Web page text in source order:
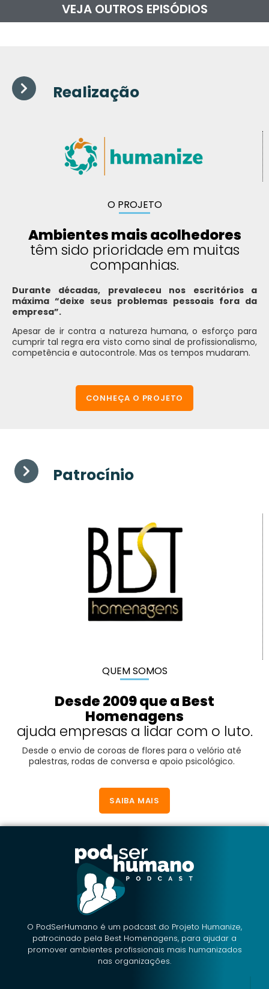
VEJA OUTROS EPISÓDIOS
Realização
O PROJETO
Ambientes mais acolhedores
têm sido prioridade em muitas
companhias.
Durante décadas, prevaleceu nos escritórios a
máxima “deixe seus problemas pessoais fora da
empresa”.
Apesar de ir contra a natureza humana, o esforço para
cumprir tal regra era visto como sinal de profissionalismo,
competência e autocontrole. Mas os tempos mudaram.
CONHEÇA O PROJETO
Patrocínio
QUEM SOMOS
Desde 2009 que a Best
Homenagens
ajuda empresas a lidar com o luto.
Desde o envio de coroas de flores para o velório até
palestras, rodas de conversa e apoio psicológico.
SAIBA MAIS
O PodSerHumano é um podcast do Projeto Humanize,
patrocinado pela Best Homenagens, para ajudar a
promover ambientes profissionais mais humanizados
nas organizações.